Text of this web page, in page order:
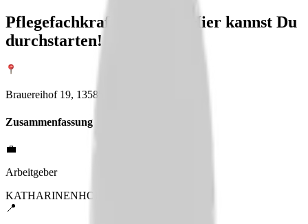
Pflegefachkraft (m/w/d) - Hier kannst Du
durchstarten!
Brauereihof 19, 13585 Berlin
Zusammenfassung
💼
Arbeitgeber
KATHARINENHOF IM UFERPALAIS
📍